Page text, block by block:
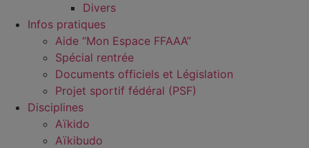
Divers
Infos pratiques
Aide “Mon Espace FFAAA”
Spécial rentrée
Documents officiels et Législation
Projet sportif fédéral (PSF)
Disciplines
Aïkido
Aïkibudo